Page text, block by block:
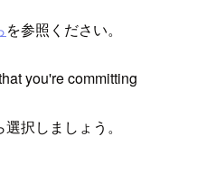
を参照ください。
you're committing
択しましょう。